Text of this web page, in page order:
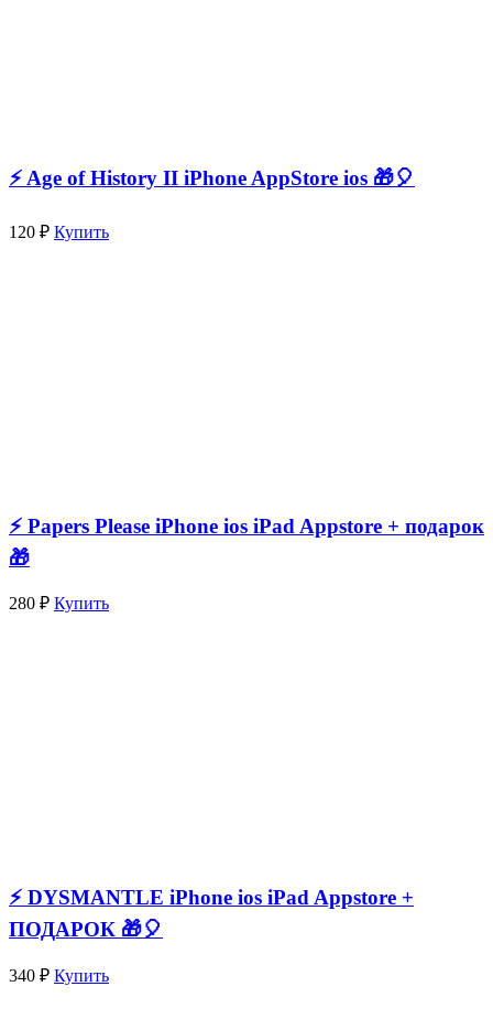
⚡️ Age of History II iPhone AppStore ios 🎁🎈
120 ₽ Купить
⚡️ Papers Please iPhone ios iPad Appstore + подарок
🎁
280 ₽ Купить
⚡️ DYSMANTLE iPhone ios iPad Appstore +
ПОДАРОК 🎁🎈
340 ₽ Купить